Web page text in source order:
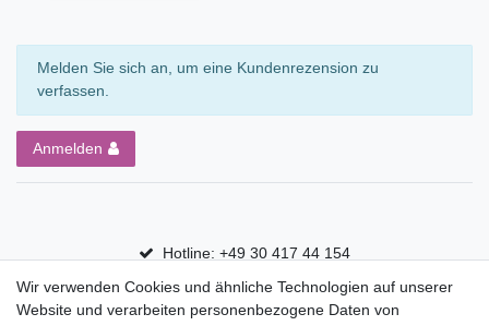
Melden Sie sich an, um eine Kundenrezension zu
verfassen.
Anmelden
Hotline: +49 30 417 44 154
30 Tage Rückgaberecht
Wir verwenden Cookies und ähnliche Technologien auf unserer
Website und verarbeiten personenbezogene Daten von